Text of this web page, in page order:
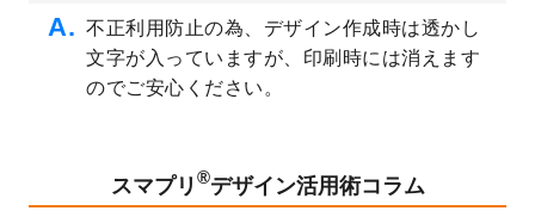
2023/3/13
クリアファイルのデザインテンプレート
追加しました。
2023/3/2
パワーポイント版テンプレートをダウンロ
追加しました。
2023/1/13
4月始まりのカレンダーデザインテンプレー
不正利用防止の為、デザイン作成時は透かし
文字が入っていますが、印刷時には消えます
のでご安心ください。
スマプリ ®デザイン活用術コラム